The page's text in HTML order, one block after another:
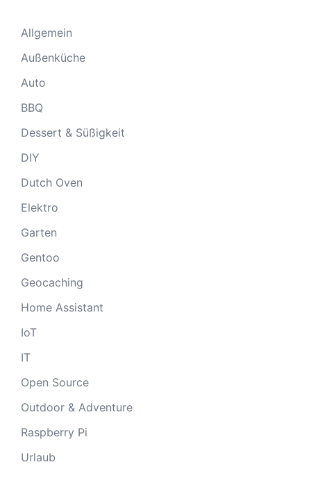
Allgemein
Außenküche
Auto
BBQ
Dessert & Süßigkeit
DIY
Dutch Oven
Elektro
Garten
Gentoo
Geocaching
Home Assistant
IoT
IT
Open Source
Outdoor & Adventure
Raspberry Pi
Urlaub